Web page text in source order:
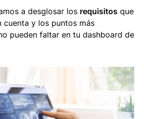
a desglosar los requisitos que
cuenta y los puntos más
pueden faltar en tu dashboard de